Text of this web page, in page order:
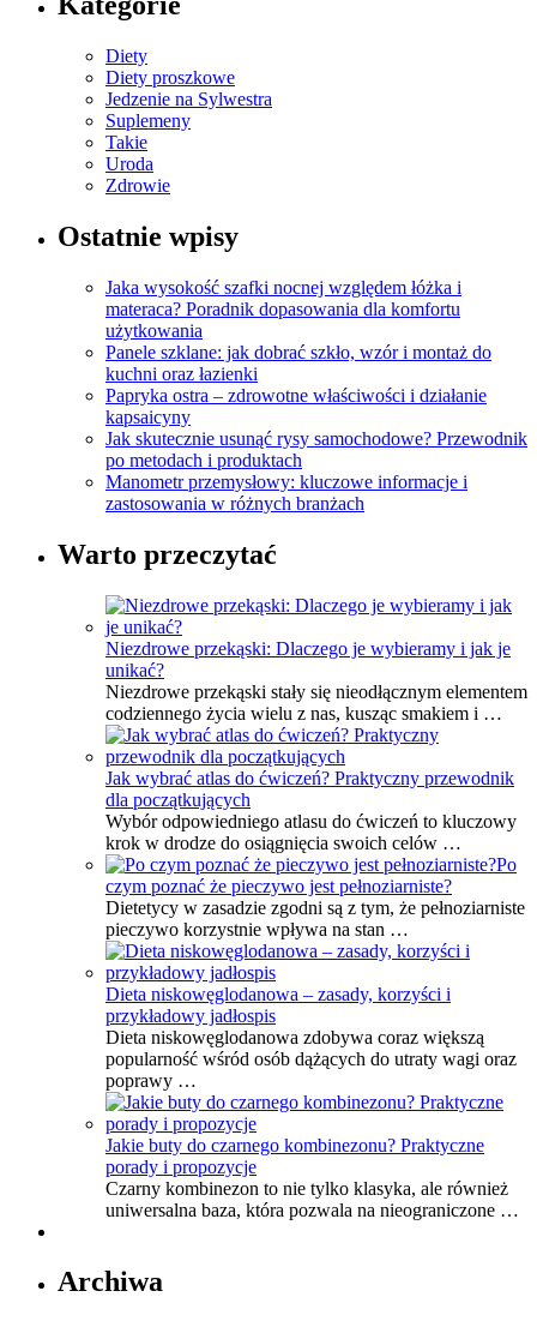
Diety
Diety proszkowe
Jedzenie na Sylwestra
Suplemeny
Takie
Uroda
Zdrowie
Ostatnie wpisy
Jaka wysokość szafki nocnej względem łóżka i
materaca? Poradnik dopasowania dla komfortu
użytkowania
Panele szklane: jak dobrać szkło, wzór i montaż do
kuchni oraz łazienki
Papryka ostra – zdrowotne właściwości i działanie
kapsaicyny
Jak skutecznie usunąć rysy samochodowe? Przewodnik
po metodach i produktach
Manometr przemysłowy: kluczowe informacje i
zastosowania w różnych branżach
Warto przeczytać
Niezdrowe przekąski: Dlaczego je wybieramy i jak je
unikać?
Niezdrowe przekąski stały się nieodłącznym elementem
codziennego życia wielu z nas, kusząc smakiem i …
Jak wybrać atlas do ćwiczeń? Praktyczny przewodnik
dla początkujących
Wybór odpowiedniego atlasu do ćwiczeń to kluczowy
krok w drodze do osiągnięcia swoich celów …
Po
czym poznać że pieczywo jest pełnoziarniste?
Dietetycy w zasadzie zgodni są z tym, że pełnoziarniste
pieczywo korzystnie wpływa na stan …
Dieta niskowęglodanowa – zasady, korzyści i
przykładowy jadłospis
Dieta niskowęglodanowa zdobywa coraz większą
popularność wśród osób dążących do utraty wagi oraz
poprawy …
Jakie buty do czarnego kombinezonu? Praktyczne
porady i propozycje
Czarny kombinezon to nie tylko klasyka, ale również
uniwersalna baza, która pozwala na nieograniczone …
Archiwa